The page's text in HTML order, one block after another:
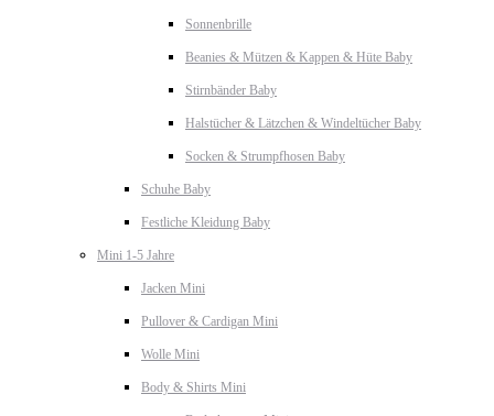
Sonnenbrille
Beanies & Mützen & Kappen & Hüte Baby
Stirnbänder Baby
Halstücher & Lätzchen & Windeltücher Baby
Socken & Strumpfhosen Baby
Schuhe Baby
Festliche Kleidung Baby
Mini 1-5 Jahre
Jacken Mini
Pullover & Cardigan Mini
Wolle Mini
Body & Shirts Mini